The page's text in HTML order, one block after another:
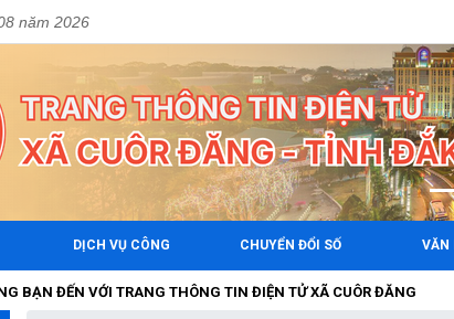
năm 2026
DỊCH VỤ CÔNG CHUYỂN ĐỔI SỐ VĂN
ĐẾN VỚI TRANG THÔNG TIN ĐIỆN TỬ XÃ CUÔR ĐĂNG